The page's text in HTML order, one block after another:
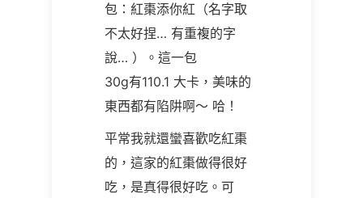
包：紅棗添你紅（名字取
不太好捏… 有重複的字
說… ）。這一包
30g有110.1 大卡，美味的
東西都有陷阱啊～ 哈！
平常我就還蠻喜歡吃紅棗
的，這家的紅棗做得很好
吃，是真得很好吃。可